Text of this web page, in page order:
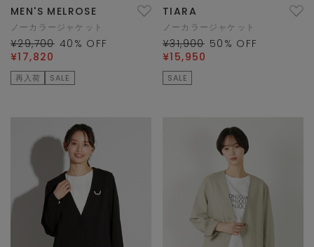
MEN'S MELROSE
ノーカラージャケット
¥29,700 40 % OFF
¥17,820
再入荷 SALE
TIARA
ノーカラージャケット
¥31,900 50 % OFF
¥15,950
SALE